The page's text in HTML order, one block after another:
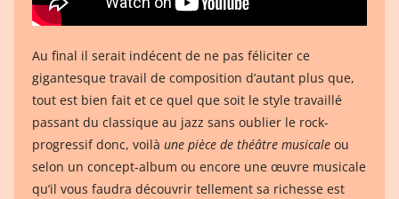
Au final il serait indécent de ne pas féliciter ce
gigantesque travail de composition d’autant plus que,
tout est bien fait et ce quel que soit le style travaillé
passant du classique au jazz sans oublier le rock-
progressif donc, voilà une pièce de théâtre musicale ou
selon un concept-album ou encore une œuvre musicale
qu’il vous faudra découvrir tellement sa richesse est